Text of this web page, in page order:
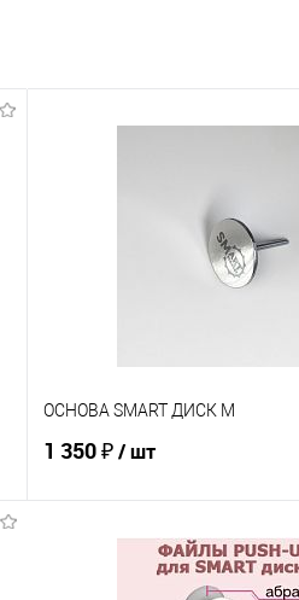
ОСНОВА SMART ДИСК M
1 350 ₽/ шт
В корзину